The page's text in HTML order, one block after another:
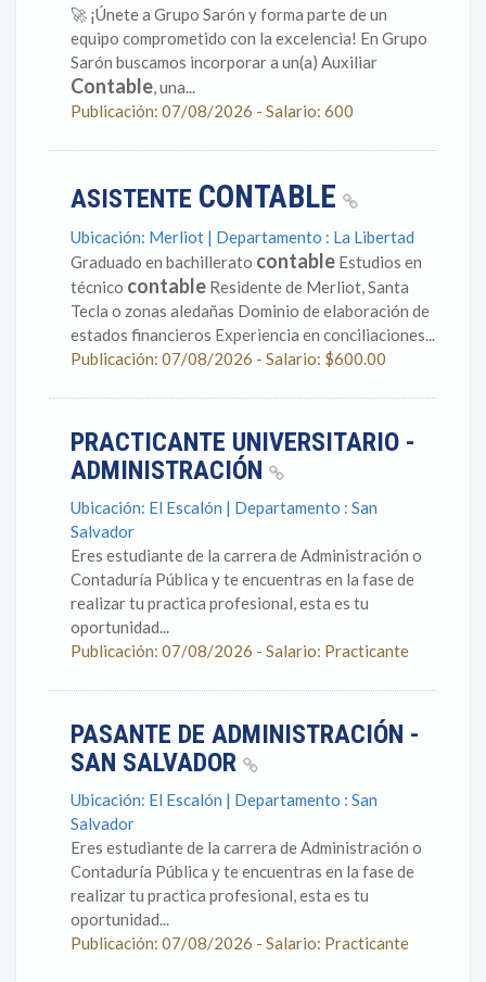
🚀 ¡Únete a Grupo Sarón y forma parte de un
equipo comprometido con la excelencia! En Grupo
Sarón buscamos incorporar a un(a) Auxiliar
Contable, una...
Publicación: 07/08/2026 - Salario: 600
ASISTENTE CONTABLE
Ubicación: Merliot | Departamento : La Libertad
Graduado en bachillerato contable Estudios en
técnico contable Residente de Merliot, Santa
Tecla o zonas aledañas Dominio de elaboración de
estados financieros Experiencia en conciliaciones...
Publicación: 07/08/2026 - Salario: $600.00
PRACTICANTE UNIVERSITARIO -
ADMINISTRACIÓN
Ubicación: El Escalón | Departamento : San
Salvador
Eres estudiante de la carrera de Administración o
Contaduría Pública y te encuentras en la fase de
realizar tu practica profesional, esta es tu
oportunidad...
Publicación: 07/08/2026 - Salario: Practicante
PASANTE DE ADMINISTRACIÓN -
SAN SALVADOR
Ubicación: El Escalón | Departamento : San
Salvador
Eres estudiante de la carrera de Administración o
Contaduría Pública y te encuentras en la fase de
realizar tu practica profesional, esta es tu
oportunidad...
Publicación: 07/08/2026 - Salario: Practicante